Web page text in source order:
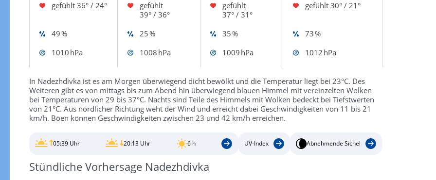
gefühlt 36° / 24°
gefühlt
39° / 36°
gefühlt
37° / 31°
gefühlt 30° / 21°
49 % 25 % 35 %
73 %
1010 hPa
1008 hPa 1009 hPa 1012 hPa
In Nadezhdivka ist es am Morgen überwiegend dicht bewölkt und die Temperatur liegt bei 23°C. Des
Weiteren gibt es von mittags bis zum Abend hin überwiegend blauen Himmel mit vereinzelten Wolken
bei Temperaturen von 29 bis 37°C. Nachts sind Teile des Himmels mit Wolken bedeckt bei Tiefstwerten
von 21°C. Aus nördlicher Richtung weht der Wind und erreicht dabei Geschwindigkeiten von 11 bis 21
km/h. Böen können Geschwindigkeiten zwischen 23 und 42 km/h erreichen.
05:39 Uhr 20:13 Uhr 6 h UV-Index Abnehmende Sichel
Stündliche Vorhersage Nadezhdivka